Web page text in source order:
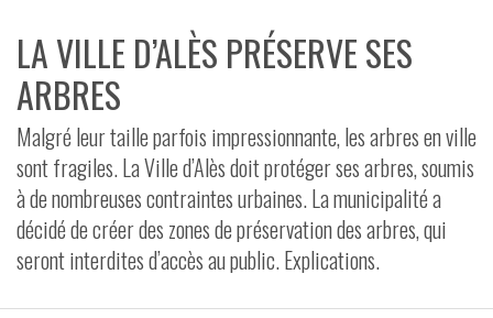
ESPACE PRESSE
CONTACT
LA VILLE D’ALÈS PRÉSERVE SES
ARBRES
Malgré leur taille parfois impressionnante, les arbres en ville
sont fragiles. La Ville d’Alès doit protéger ses arbres, soumis
à de nombreuses contraintes urbaines. La municipalité a
décidé de créer des zones de préservation des arbres, qui
seront interdites d’accès au public. Explications.